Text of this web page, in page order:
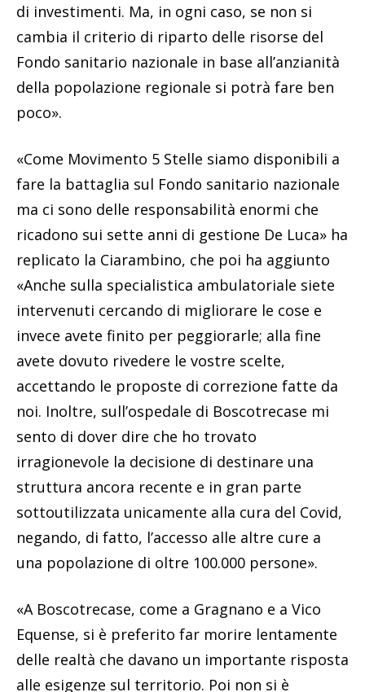
di investimenti. Ma, in ogni caso, se non si
cambia il criterio di riparto delle risorse del
Fondo sanitario nazionale in base all’anzianità
della popolazione regionale si potrà fare ben
poco».
«Come Movimento 5 Stelle siamo disponibili a
fare la battaglia sul Fondo sanitario nazionale
ma ci sono delle responsabilità enormi che
ricadono sui sette anni di gestione De Luca» ha
replicato la Ciarambino, che poi ha aggiunto
«Anche sulla specialistica ambulatoriale siete
intervenuti cercando di migliorare le cose e
invece avete finito per peggiorarle; alla fine
avete dovuto rivedere le vostre scelte,
accettando le proposte di correzione fatte da
noi. Inoltre, sull’ospedale di Boscotrecase mi
sento di dover dire che ho trovato
irragionevole la decisione di destinare una
struttura ancora recente e in gran parte
sottoutilizzata unicamente alla cura del Covid,
negando, di fatto, l’accesso alle altre cure a
una popolazione di oltre 100.000 persone».
«A Boscotrecase, come a Gragnano e a Vico
Equense, si è preferito far morire lentamente
delle realtà che davano un importante risposta
alle esigenze sul territorio. Poi non si è